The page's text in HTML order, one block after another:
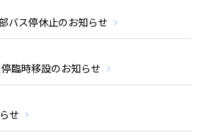
バス停休止のお知らせ
臨時移設のお知らせ
せ